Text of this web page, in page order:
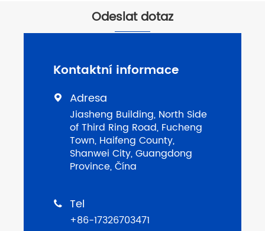
Odeslat dotaz
Kontaktní informace
 Adresa
Jiasheng Building, North Side
of Third Ring Road, Fucheng
Town, Haifeng County,
Shanwei City, Guangdong
Province, Čína
 Tel
+86-17326703471